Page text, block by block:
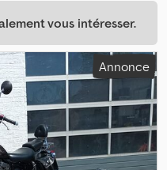
vous intéresser.
Annonce